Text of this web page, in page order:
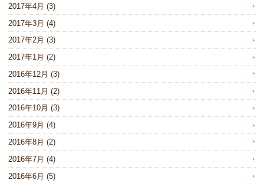
2017年4月 (3)
2017年3月 (4)
2017年2月 (3)
2017年1月 (2)
2016年12月 (3)
2016年11月 (2)
2016年10月 (3)
2016年9月 (4)
2016年8月 (2)
2016年7月 (4)
2016年6月 (5)